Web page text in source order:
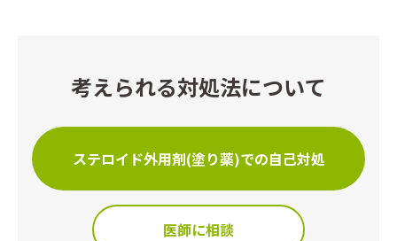
考えられる対処法について
ステロイド外用剤(塗り薬)での自己対処
医師に相談